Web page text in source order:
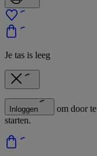
Je tas is leeg
Inloggen
om door
starten.